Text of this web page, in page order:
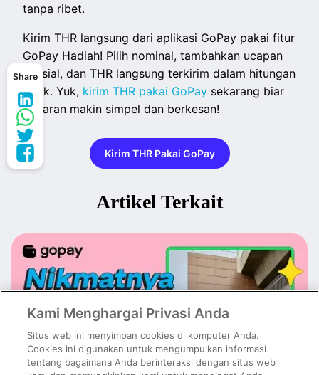
Share
tanpa ribet.
Kirim THR langsung dari aplikasi GoPay pakai fitur
GoPay Hadiah! Pilih nominal, tambahkan ucapan
spesial, dan THR langsung terkirim dalam hitungan
detik. Yuk, kirim THR pakai GoPay sekarang biar
Lebaran makin simpel dan berkesan!
Kirim THR Pakai GoPay
Artikel Terkait
Kami Menghargai Privasi Anda
Situs web ini menyimpan cookies di komputer Anda.
Cookies ini digunakan untuk mengumpulkan informasi
tentang bagaimana Anda berinteraksi dengan situs web